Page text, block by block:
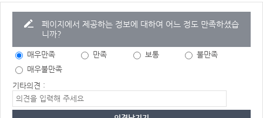
페이지에서 제공하는 정보에 대하여 어느 정도 만족하셨습
니까?
매우만족 만족 보통
불만족
매우불만족
기타의견 :